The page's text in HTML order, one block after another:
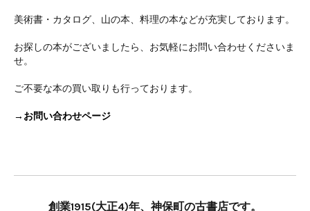
美術書・カタログ、山の本、料理の本などが充実しております。
お探しの本がございましたら、お気軽にお問い合わせくださいま
せ。
ご不要な本の買い取りも行っております。
→お問い合わせページ
創業1915(大正4)年、神保町の古書店です。